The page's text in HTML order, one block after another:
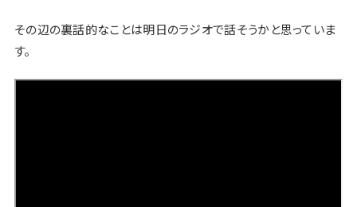
その辺の裏話的なことは明日のラジオで話そうかと思っていま
す。